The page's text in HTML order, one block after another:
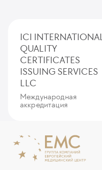
ICI INTERNATIONAL
QUALITY
CERTIFICATES
ISSUING SERVICES
LLC
Международная
аккредитация